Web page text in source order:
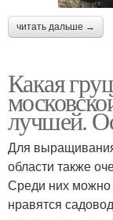
читать дальше →
Какая
лучшей.
Для
области также
Среди них можно
нравятся